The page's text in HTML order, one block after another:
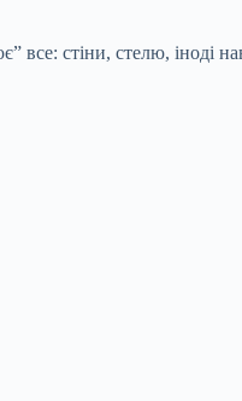
стіни, стелю, іноді